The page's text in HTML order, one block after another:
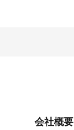
会社概要